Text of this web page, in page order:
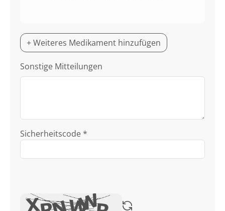
+ Weiteres Medikament hinzufügen
Sonstige Mitteilungen
Sicherheitscode *